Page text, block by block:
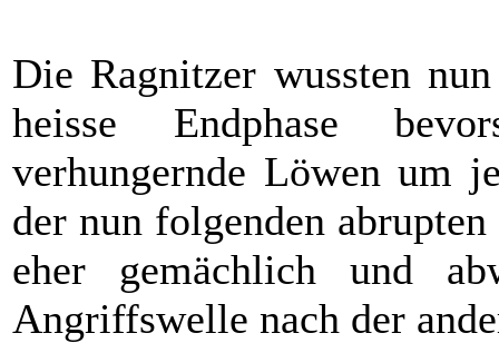
Die Ragnitzer wussten
heisse Endphase
verhungernde Löwen um
der nun folgenden
eher gemächlich und
Angriffswelle nach der